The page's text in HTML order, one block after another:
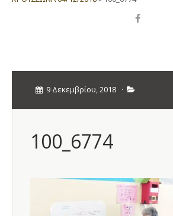
9 Δεκεμβρίου, 2018 ·
100_6774